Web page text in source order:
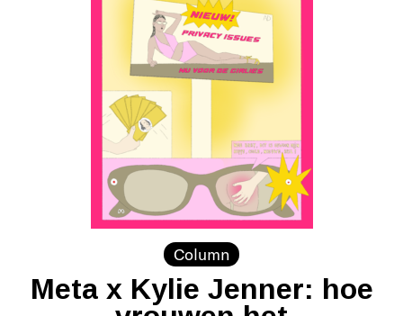
Column
Meta x Kylie Jenner: hoe